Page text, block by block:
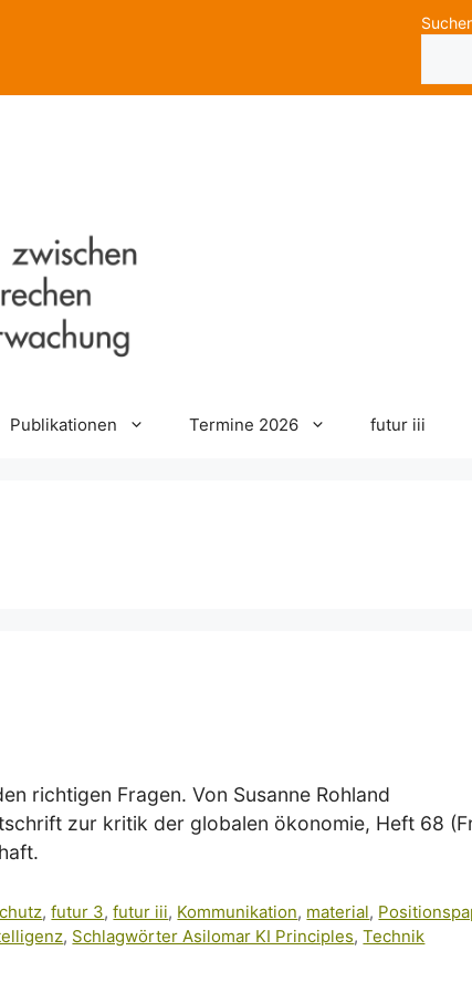
Publikationen Termine 2026 futur iii
richtigen Fragen. Von Susanne Rohland
zur kritik der globalen ökonomie, Heft 68
,futur 3,futur iii, Kommunikation, material,
, Schlagwörter Asilomar KI Principles,Technik